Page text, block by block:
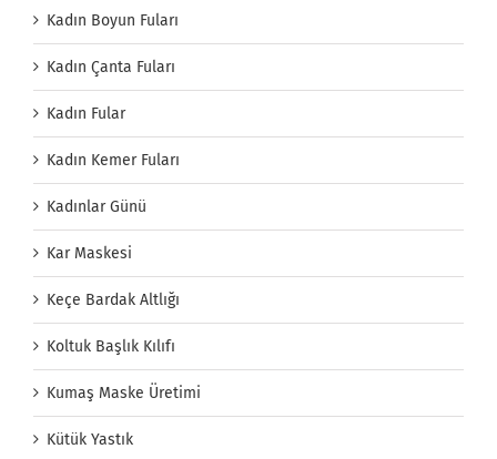
Kadın Boyun Fuları
Kadın Çanta Fuları
Kadın Fular
Kadın Kemer Fuları
Kadınlar Günü
Kar Maskesi
Keçe Bardak Altlığı
Koltuk Başlık Kılıfı
Kumaş Maske Üretimi
Kütük Yastık